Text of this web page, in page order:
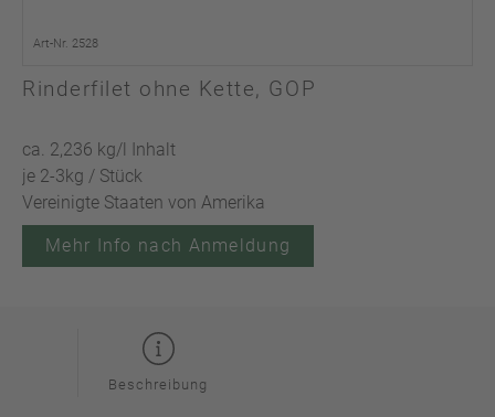
Art-Nr. 2528
Rinderfilet ohne Kette, GOP
ca. 2,236 kg/l Inhalt
je 2-3kg / Stück
Vereinigte Staaten von Amerika
Mehr Info nach Anmeldung
Beschreibung